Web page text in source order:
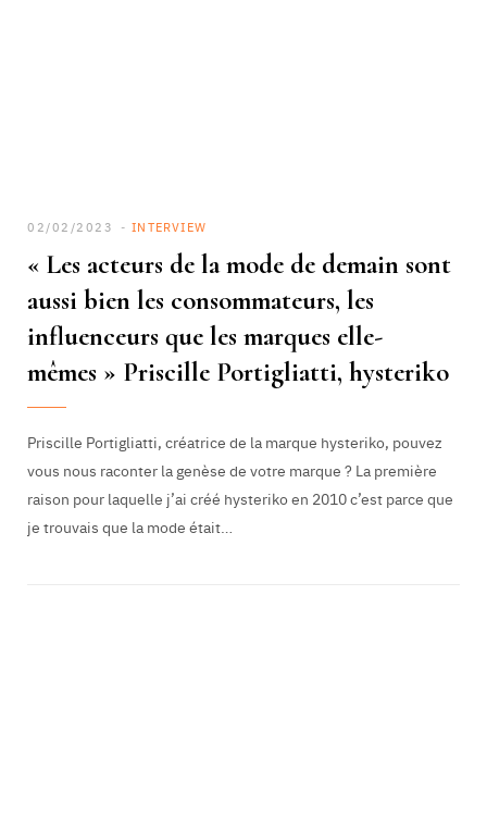
02/02/2023 INTERVIEW
« Les acteurs de la mode de demain sont
aussi bien les consommateurs, les
influenceurs que les marques elle-
mêmes » Priscille Portigliatti, hysteriko
Priscille Portigliatti, créatrice de la marque hysteriko, pouvez
vous nous raconter la genèse de votre marque ? La première
raison pour laquelle j’ai créé hysteriko en 2010 c’est parce que
je trouvais que la mode était…